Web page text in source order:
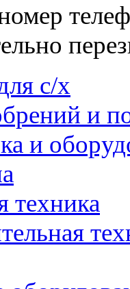
с/х
и
и
техника